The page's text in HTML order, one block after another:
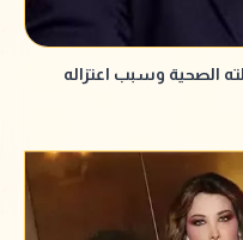
الصحية وسبب اعتزاله